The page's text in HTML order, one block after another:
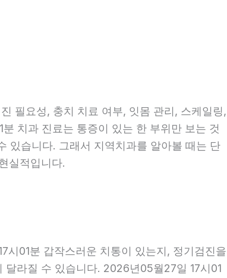
필요성, 충치 치료 여부, 잇몸 관리, 스케일링,
치과 진료는 통증이 있는 한 부위만 보는 것
있습니다. 그래서 지역치과를 알아볼 때는 단
실적입니다.
01분 갑작스러운 치통이 있는지, 정기검진을
라질 수 있습니다. 2026년05월27일 17시01